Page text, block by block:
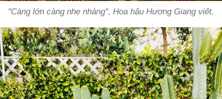
"Càng lớn càng nhẹ nhàng", Hoa hậu Hương Giang viết.